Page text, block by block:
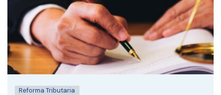
Reforma Tributaria